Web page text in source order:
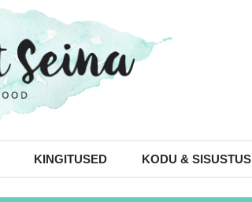
KINGITUSED KODU & SISUSTUS